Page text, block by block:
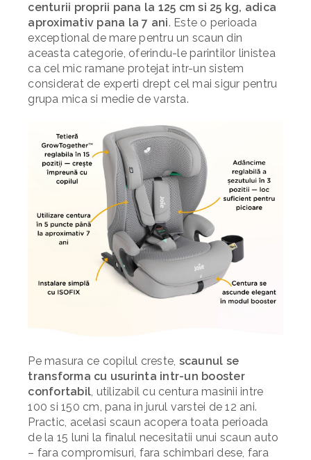
centurii proprii pana la 125 cm si 25 kg, adica
aproximativ pana la 7 ani. Este o perioada
exceptional de mare pentru un scaun din
aceasta categorie, oferindu-le parintilor linistea
ca cel mic ramane protejat intr-un sistem
considerat de experti drept cel mai sigur pentru
grupa mica si medie de varsta.
Pe masura ce copilul creste, scaunul se
transforma cu usurinta intr-un booster
confortabil, utilizabil cu centura masinii intre
100 si 150 cm, pana in jurul varstei de 12 ani.
Practic, acelasi scaun acopera toata perioada
de la 15 luni la finalul necesitatii unui scaun auto
– fara compromisuri, fara schimbari dese, fara